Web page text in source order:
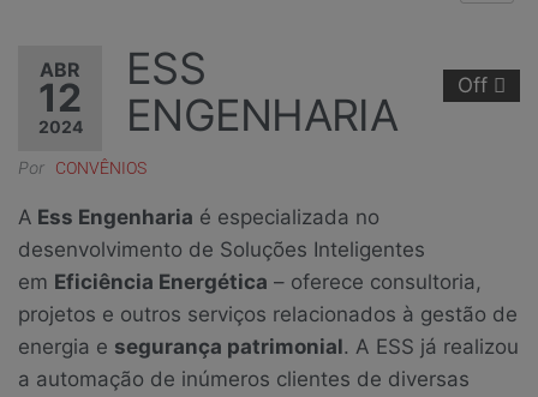
ABR
12
2024
Off
ESS
ENGENHARIA
Por CONVÊNIOS
A Ess Engenharia é especializada no
desenvolvimento de Soluções Inteligentes
em Eficiência Energética – oferece consultoria,
projetos e outros serviços relacionados à gestão de
energia e segurança patrimonial. A ESS já realizou
a automação de inúmeros clientes de diversas